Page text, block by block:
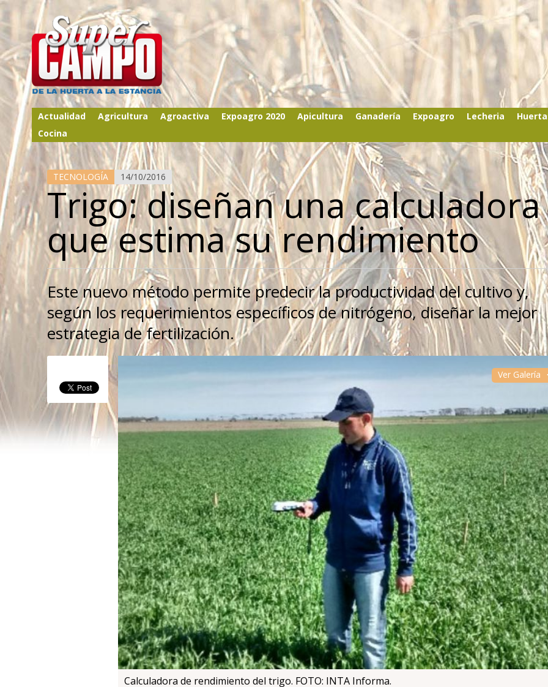
Actualidad Agricultura Agroactiva Expoagro 2020 Apicultura Ganadería Expoagro Lecheria
Cocina
TECNOLOGÍA 14/10/2016
Trigo: diseñan una calculadora
que estima su rendimiento
Este nuevo método permite predecir la productividad del cultivo y,
según los requerimientos específicos de nitrógeno, diseñar la mejor
estrategia de fertilización.
Ver Galería
Calculadora de rendimiento del trigo. FOTO: INTA Informa.